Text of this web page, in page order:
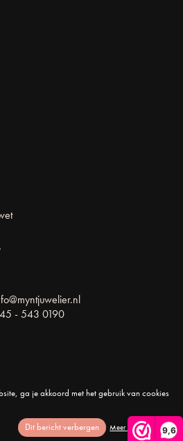
9,6
- 543 0190
ga je akkoord met het gebruik van cookies
Dit bericht verbergen
Meer over cookies »